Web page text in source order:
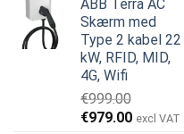
pris
var:
€799.00.
pris
er:
€629.00.
ABB Terra AC
Skærm med
Type 2 kabel 22
kW, RFID, MID,
4G, Wifi
€999.00
Den
€979.00Den
excl VAT